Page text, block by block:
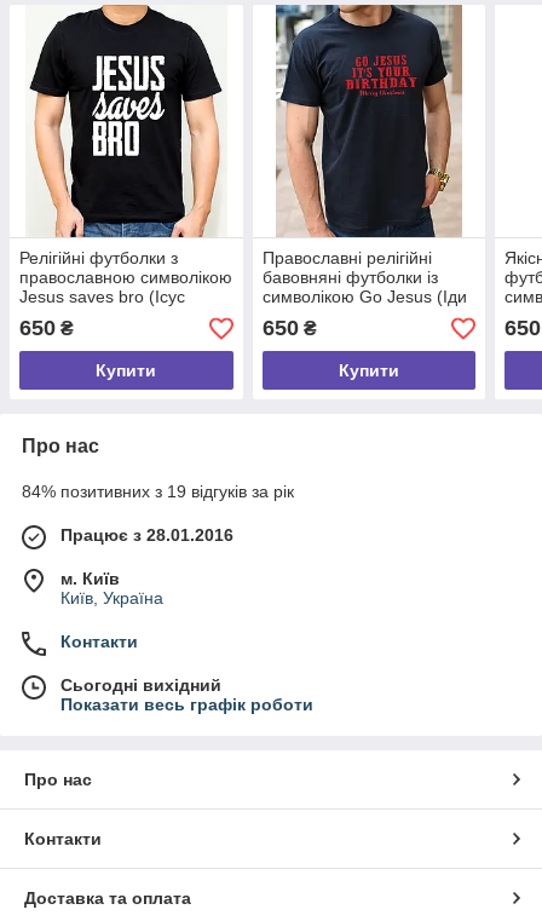
Релігійні футболки з
православною символікою
Jesus saves bro (Ісус
рятує бро), християнські x/
б розмір S
650 ₴
Купити
Православні релігійні
бавовняні футболки із
символікою Go Jesus (Іди
Ісус), розмір S
650₴
Купити
650
Про нас
84% позитивних з 19 відгуків за рік
Працює з 28.01.2016
м. Київ
Київ, Україна
Контакти
Сьогодні вихідний
Показати весь графік роботи
Про нас
Контакти
Доставка та оплата